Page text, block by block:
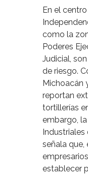
En el
como la
Poderes
Judicial,
de riesgo.
Michoacán
reportan
tortillerías
embargo,
señala que,
establecer